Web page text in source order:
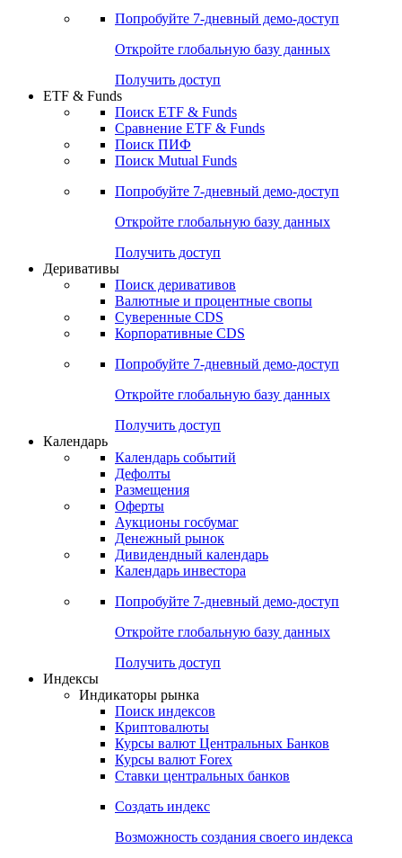
Попробуйте 7-дневный демо-доступ
Откройте глобальную базу данных
Получить доступ
ETF & Funds
Поиск ETF & Funds
Сравнение ETF & Funds
Поиск ПИФ
Поиск Mutual Funds
Попробуйте 7-дневный демо-доступ
Откройте глобальную базу данных
Получить доступ
Деривативы
Поиск деривативов
Валютные и процентные свопы
Суверенные CDS
Корпоративные CDS
Попробуйте 7-дневный демо-доступ
Откройте глобальную базу данных
Получить доступ
Календарь
Календарь событий
Дефолты
Размещения
Оферты
Аукционы госбумаг
Денежный рынок
Дивидендный календарь
Календарь инвестора
Попробуйте 7-дневный демо-доступ
Откройте глобальную базу данных
Получить доступ
Индексы
Индикаторы рынка
Поиск индексов
Криптовалюты
Курсы валют Центральных Банков
Курсы валют Forex
Ставки центральных банков
Создать индекс
Возможность создания своего индекса